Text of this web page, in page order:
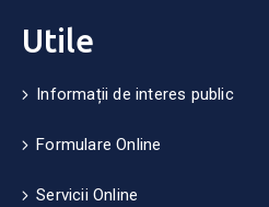
Utile
Informații de interes public
Formulare Online
Servicii Online